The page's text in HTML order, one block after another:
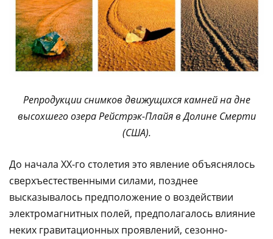
Репродукции снимков движущихся камней на дне
высохшего озера Рейстрэк-Плайя в Долине Смерти
(США).
До начала XX-го столетия это явление объяснялось
сверхъестественными силами, позднее
высказывалось предположение о воздействии
электромагнитных полей, предполагалось влияние
неких гравитационных проявлений, сезонно-